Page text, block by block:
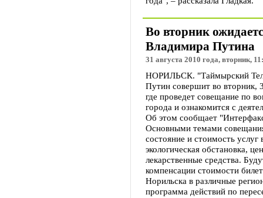
Во вторник
Владимира Путина
31 августа 2010 года, вторник,
НОРИЛЬСК. "Таймырский
Путин совершит во вторник,
где проведет совещание по
города и ознакомится с
Об этом сообщает
Основными темами
состояние и стоимость
экологическая обстановка,
лекарственные средства.
компенсации стоимости
Норильска в различные
программа действий по